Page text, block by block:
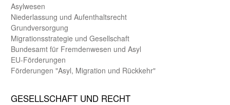
Asyl­wesen
Nieder­lassung und Aufent­halts­recht
Grund­versorgung
Migrations­strategie und Gesell­schaft
Bundes­amt für Fremden­wesen und Asyl
EU-Förde­rungen
Förderungen "Asyl, Migration und Rückkehr"
GE­SELL­SCHAFT UND RECHT